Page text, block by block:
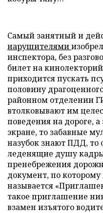
Самый занятный и
нарушителями
инспектора, без
билет на
приходится пускать
половину
районном отделении
втолковывают им
поведения на дороге,
экране, то забавные
назубок знают ПДД, то
леденящие душу
пренебрежения
документ, по
называется
такое приглашение
взамен изъятого